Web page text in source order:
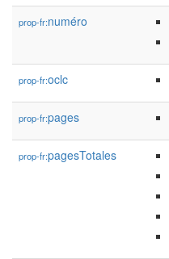
prop-fr:numéro
prop-fr:oclc
prop-fr:pages
prop-fr:pagesTotales